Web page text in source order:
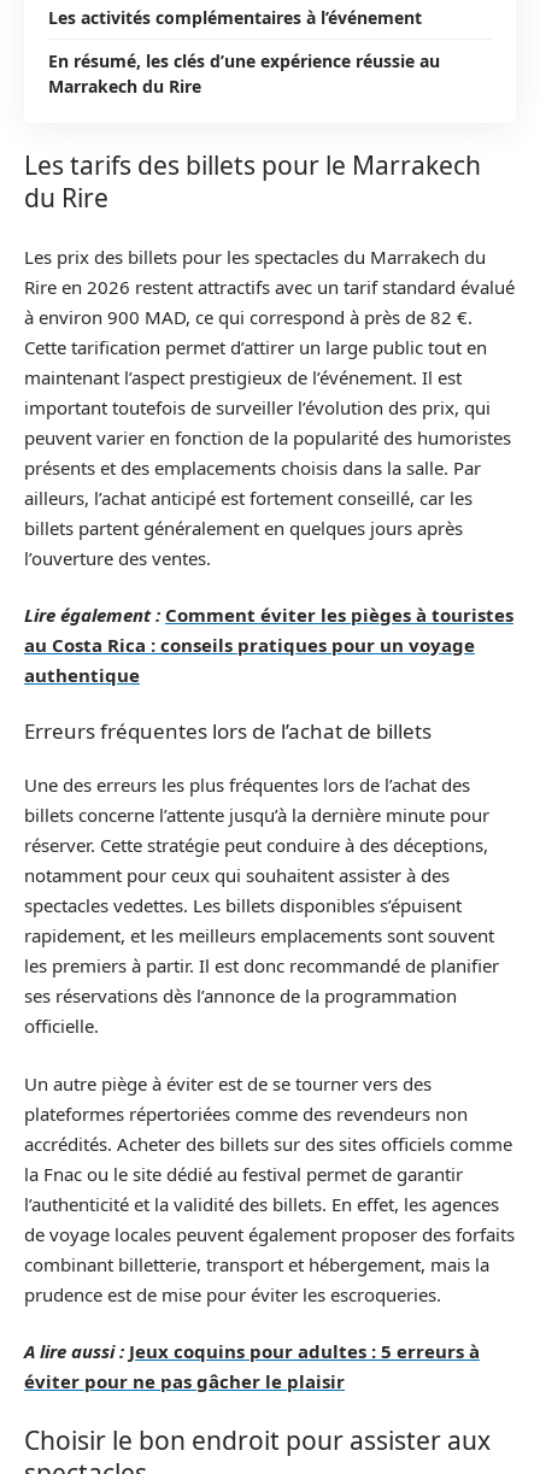
Les activités complémentaires à l’événement
En résumé, les clés d’une expérience réussie au
Marrakech du Rire
Les tarifs des billets pour le Marrakech
du Rire
Les prix des billets pour les spectacles du Marrakech du
Rire en 2026 restent attractifs avec un tarif standard évalué
à environ 900 MAD, ce qui correspond à près de 82 €.
Cette tarification permet d’attirer un large public tout en
maintenant l’aspect prestigieux de l’événement. Il est
important toutefois de surveiller l’évolution des prix, qui
peuvent varier en fonction de la popularité des humoristes
présents et des emplacements choisis dans la salle. Par
ailleurs, l’achat anticipé est fortement conseillé, car les
billets partent généralement en quelques jours après
l’ouverture des ventes.
Lire également : Comment éviter les pièges à touristes
au Costa Rica : conseils pratiques pour un voyage
authentique
Erreurs fréquentes lors de l’achat de billets
Une des erreurs les plus fréquentes lors de l’achat des
billets concerne l’attente jusqu’à la dernière minute pour
réserver. Cette stratégie peut conduire à des déceptions,
notamment pour ceux qui souhaitent assister à des
spectacles vedettes. Les billets disponibles s’épuisent
rapidement, et les meilleurs emplacements sont souvent
les premiers à partir. Il est donc recommandé de planifier
ses réservations dès l’annonce de la programmation
officielle.
Un autre piège à éviter est de se tourner vers des
plateformes répertoriées comme des revendeurs non
accrédités. Acheter des billets sur des sites officiels comme
la Fnac ou le site dédié au festival permet de garantir
l’authenticité et la validité des billets. En effet, les agences
de voyage locales peuvent également proposer des forfaits
combinant billetterie, transport et hébergement, mais la
prudence est de mise pour éviter les escroqueries.
A lire aussi : Jeux coquins pour adultes : 5 erreurs à
éviter pour ne pas gâcher le plaisir
Choisir le bon endroit pour assister aux